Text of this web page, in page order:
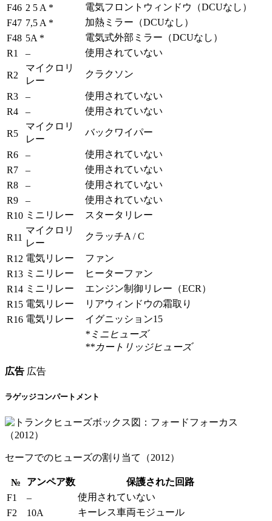
F46 2 5 A *
電気フロントウィンドウ（DCUなし）
F47 7,5 A *
加熱ミラー（DCUなし）
F48 5A *
電気式外部ミラー（DCUなし）
R1
– 使用されていない
R2
マイクロリ
レー
クラクソン
R3 –
使用されていない
R4
– 使用されていない
R5
マイクロリ
レー
バックワイパー
R6 –
使用されていない
R7
–
使用されていない
R8
–
使用されていない
R9
–
使用されていない
R10 ミニリレー スタータリレー
R11
マイクロリ
レー
クラッチA / C
R12 電気リレー
ファン
R13 ミニリレー
ヒーターファン
R14 ミニリレー
エンジン制御リレー（ECR）
R15 電気リレー
リアウィンドウの霜取り
R16 電気リレー
イグニッション15
*ミニヒューズ
**カートリッジヒューズ
広告 広告
ラゲッジコンパートメント
セーフでのヒューズの割り当て（2012）
№ アンペア数
保護された回路
F1
–
使用されていない
F2
10A
キーレス車両モジュール